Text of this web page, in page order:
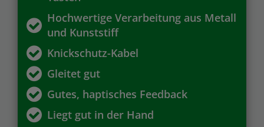
Hochwertige Verarbeitung aus Metall
und Kunststiff
Knickschutz-Kabel
Gleitet gut
Gutes, haptisches Feedback
Liegt gut in der Hand